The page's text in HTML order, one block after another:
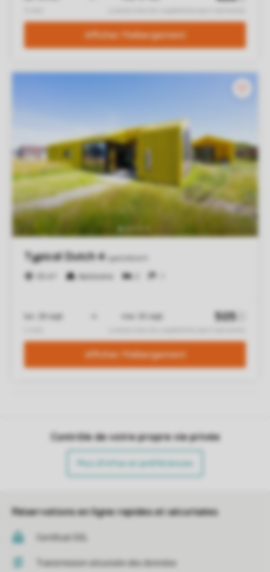
Contrôle de votre propre vie privée
Plus d’infos et préférences
Réservations en ligne rapides et sécurisées
Certificat SSL
Transmission sécurisée des données